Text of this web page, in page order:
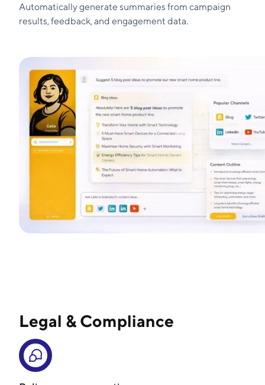
Automatically generate summaries from campaign
results, feedback, and engagement data.
Legal & Compliance